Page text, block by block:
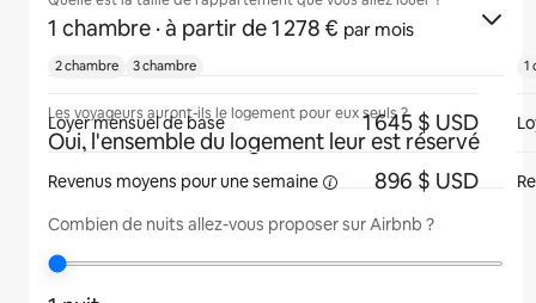
1 chambre · à partir de 1 278 € par mois
Les voyageurs auront-ils le logement pour eux seuls ?
Oui, l'ensemble du logement leur est réservé
Combien de nuits allez-vous proposer sur Airbnb ?
2 chambre 3 chambre
Loyer mensuel de base 1 645 $ USD
Revenus moyens pour unesemaine 896 $ USD
1